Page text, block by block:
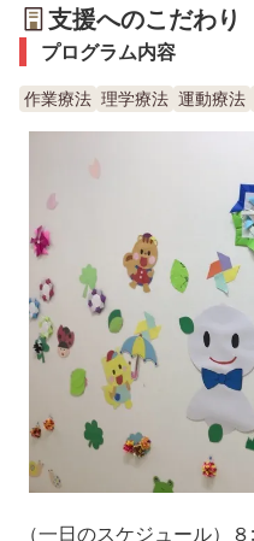
支援へのこだわり
プログラム内容
作業療法 理学療法 運動療法
（一日のスケジュール）